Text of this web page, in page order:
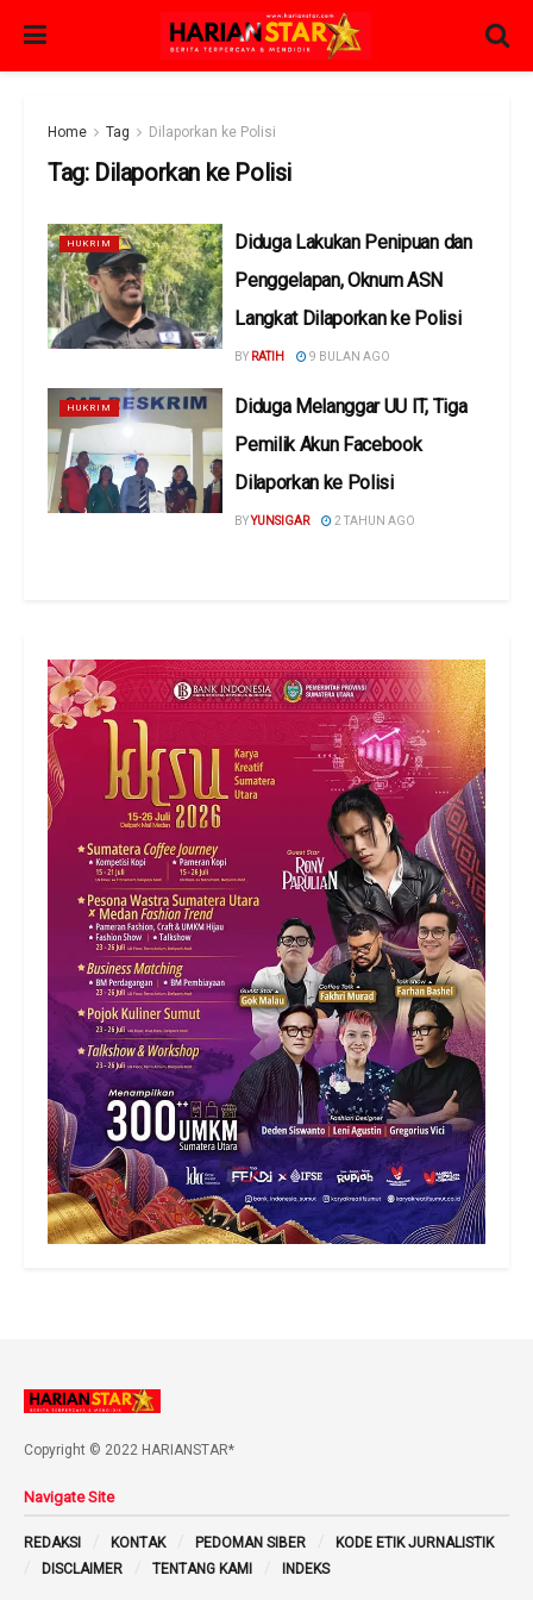
Home Tag Dilaporkan ke Polisi
Tag: Dilaporkan ke Polisi
HUKRIM
Diduga Lakukan Penipuan dan
Penggelapan, Oknum ASN
Langkat Dilaporkan ke Polisi
BY RATIH 9 BULAN AGO
HUKRIM
Diduga Melanggar UU IT, Tiga
Pemilik Akun Facebook
Dilaporkan ke Polisi
BYYUNSIGAR 2 TAHUN AGO
Copyright © 2022 HARIANSTAR*
Navigate Site
REDAKSI KONTAK PEDOMAN SIBER
KODE ETIK JURNALISTIK
DISCLAIMER
TENTANG KAMI INDEKS